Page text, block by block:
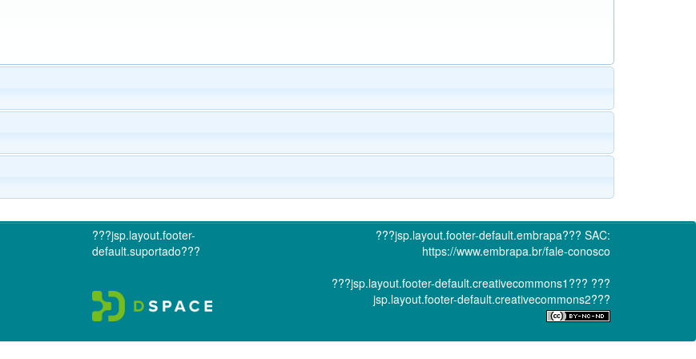
???jsp.layout.footer-
default.suportado???
???jsp.layout.footer-default.embrapa??? SAC:
https://www.embrapa.br/fale-conosco
???jsp.layout.footer-default.creativecommons1??? ???
jsp.layout.footer-default.creativecommons2???